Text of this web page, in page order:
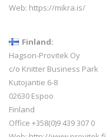
Web: https://mikra.is/
Finland:
Hagson-Provitek Oy
c/o Knitter Business Park
Kutojantie 6-8
02630 Espoo
Finland
Office +358(0)9 439 307 0